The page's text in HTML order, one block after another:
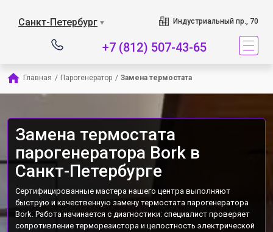
Санкт-Петербург ▼ Индустриальный пр., 70
+7 (812) 507-43-65
Главная / Парогенератор / Замена термостата
Замена термостата
парогенератора Bork в
Санкт-Петербурге
Сертифицированные мастера нашего центра выполняют
быструю и качественную замену термостата парогенератора
Bork. Работа начинается с диагностики: специалист проверяет
сопротивление терморезистора и целостность электрической